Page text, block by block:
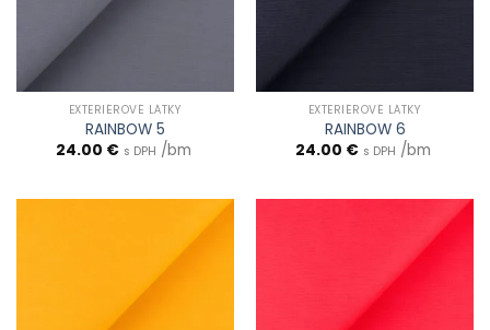
EXTERIÉROVÉ LÁTKY
RAINBOW 5
24.00 € s DPH /bm
EXTERIÉROVÉ LÁTKY
RAINBOW 6
24.00 € s DPH /bm